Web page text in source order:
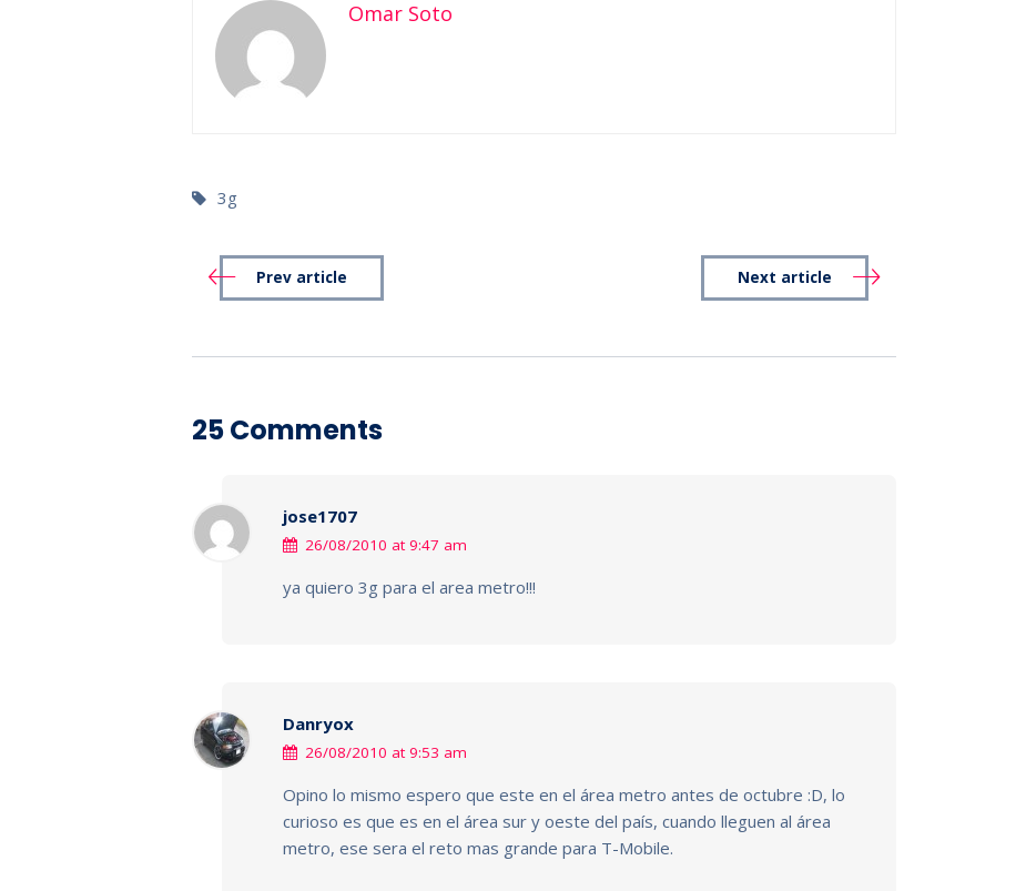
Omar Soto
3g
Prev article Next article
25 Comments
jose1707
26/08/2010 at 9:47 am
ya quiero 3g para el area metro!!!
Danryox
26/08/2010 at 9:53 am
Opino lo mismo espero que este en el área metro antes de octubre :D, lo
curioso es que es en el área sur y oeste del país, cuando lleguen al área
metro, ese sera el reto mas grande para T-Mobile.